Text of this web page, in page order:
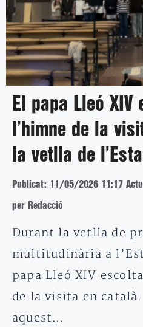
El papa Lleó XIV
l’himne de la
la vetlla de
Publicat: 11/05/2026 11:17
per Redacció
Durant la vetlla de
multitudinària a
papa Lleó XIV
de la visita en
aquest…